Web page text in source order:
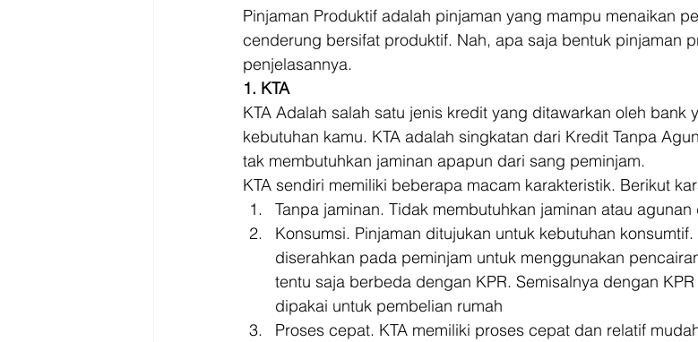
Pinjaman Produktif adalah pinjaman yang mampu menaikan
cenderung bersifat produktif. Nah, apa saja bentuk pinjaman
penjelasannya.
1. KTA
KTA Adalah salah satu jenis kredit yang ditawarkan oleh bank
kebutuhan kamu. KTA adalah singkatan dari Kredit Tanpa
tak membutuhkan jaminan apapun dari sang peminjam.
KTA sendiri memiliki beberapa macam karakteristik. Berikut
Tanpa jaminan. Tidak membutuhkan jaminan atau
Konsumsi. Pinjaman ditujukan untuk kebutuhan
diserahkan pada peminjam untuk menggunakan
tentu saja berbeda dengan KPR. Semisalnya dengan
dipakai untuk pembelian rumah
Proses cepat. KTA memiliki proses cepat dan relatif